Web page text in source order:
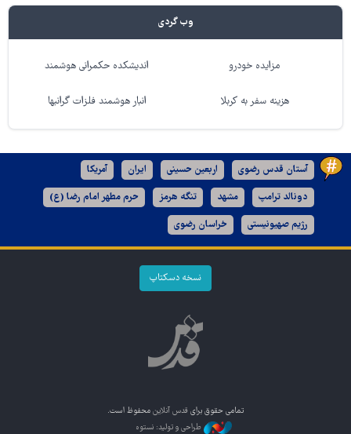
وب گردی
مزایده خودرو اندیشکده حکمرانی هوشمند
هزینه سفر به کربلا انبار هوشمند فلزات گرانبها
آستان قدس رضوی اربعین حسینی ایران آمریکا
دونالد ترامپ مشهد تنگه هرمز حرم مطهر امام رضا (ع)
رژیم صهیونیستی خراسان رضوی
نسخه دسکتاپ
تمامی حقوق برای قدس آنلاین محفوظ است.
طراحی و تولید: نستوه